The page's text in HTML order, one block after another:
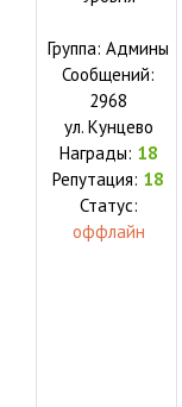
Группа: Админы
Сообщений:
2968
ул. Кунцево
Награды: 18
Репутация: 18
Статус:
оффлайн